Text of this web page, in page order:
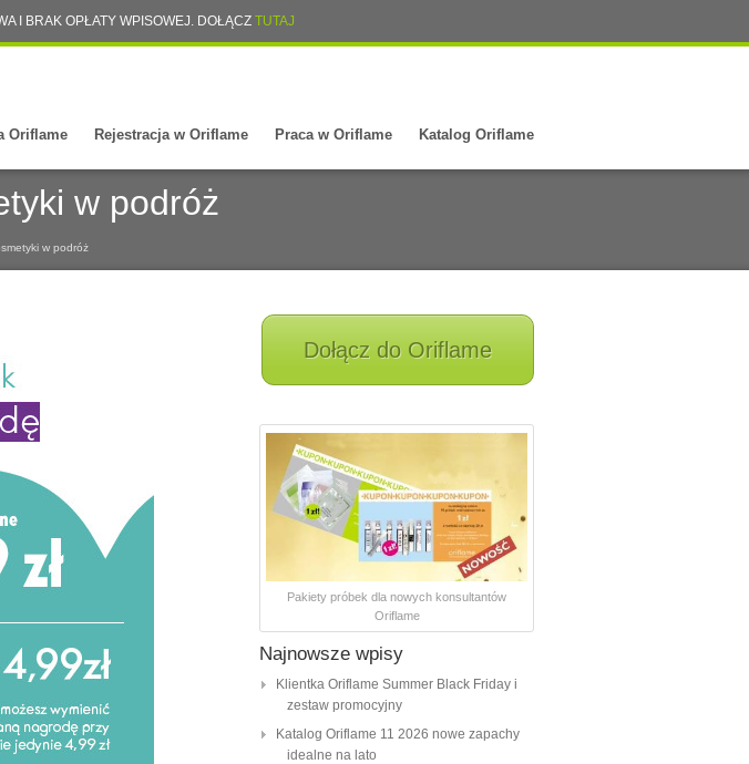
I BRAK OPŁATY WPISOWEJ. DOŁĄCZ TUTAJ
Oriflame Rejestracja w Oriflame Praca w Oriflame Katalog Oriflame
w podróż
w podróż
Dołącz do Oriflame
Pakiety próbek dla nowych konsultantów
Oriflame
Najnowsze wpisy
Klientka Oriflame Summer Black Friday i
zestaw promocyjny
Katalog Oriflame 11 2026 nowe zapachy
idealne na lato